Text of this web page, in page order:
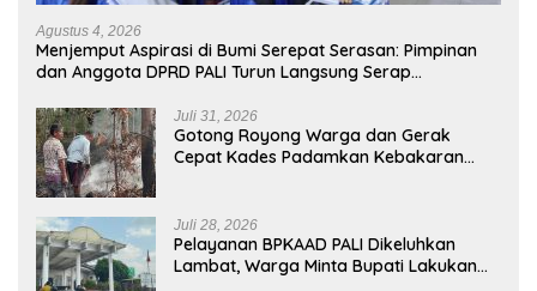
Agustus 4, 2026
Menjemput Aspirasi di Bumi Serepat Serasan: Pimpinan
dan Anggota DPRD PALI Turun Langsung Serap
Juli 31, 2026
Gotong Royong Warga dan Gerak
Cepat Kades Padamkan Kebakaran
Juli 28, 2026
Pelayanan BPKAAD PALI Dikeluhkan
Lambat, Warga Minta Bupati Lakukan